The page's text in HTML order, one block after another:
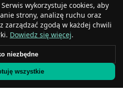
Serwis wykorzystuje cookies, aby
strony, analizę ruchu oraz
zarządzać zgodą w każdej chwili
Dowiedz się więcej.
niezbędne
wszystkie